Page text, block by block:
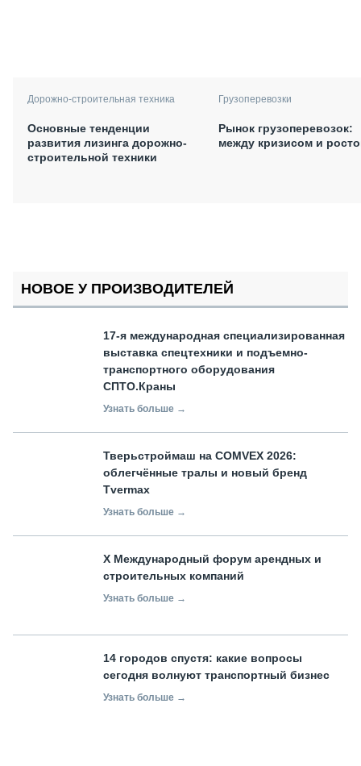
Дорожно-строительная техника
Основные тенденции
развития лизинга дорожно-
строительной техники
Грузоперевозки
Рынок грузоперевозок:
между кризисом и
НОВОЕ У ПРОИЗВОДИТЕЛЕЙ
17-я международная специализированная
выставка спецтехники и подъемно-
транспортного оборудования
СПТО.Краны
Узнать больше →
Тверьстроймаш на COMVEX 2026:
облегчённые тралы и новый бренд
Tvermax
Узнать больше →
X Международный форум арендных и
строительных компаний
Узнать больше →
14 городов спустя: какие вопросы
сегодня волнуют транспортный бизнес
Узнать больше →